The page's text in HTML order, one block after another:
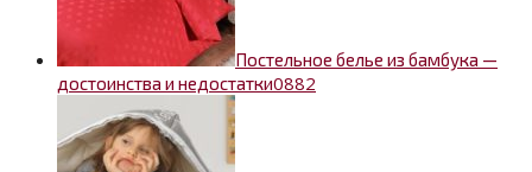
Постельное белье из бамбука —
достоинства и недостатки0882